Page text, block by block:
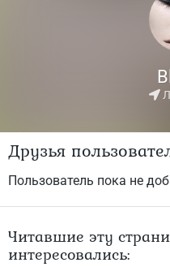
Друзья
Пользователь пока не
Читавшие эту
интересовались: